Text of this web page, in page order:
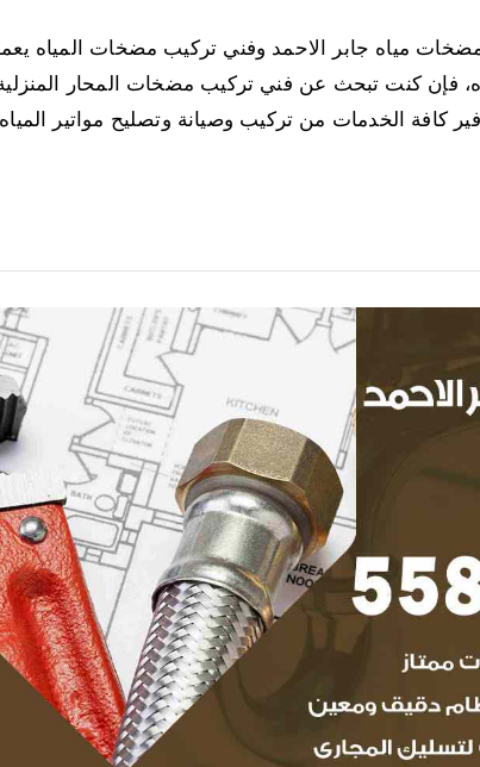
فإن كنت تبحث عن فني تركيب مضخات المحار المنزلية
كافة الخدمات من تركيب وصيانة وتصليح مواتير